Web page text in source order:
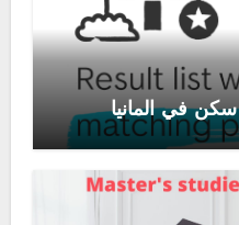
في المانيا